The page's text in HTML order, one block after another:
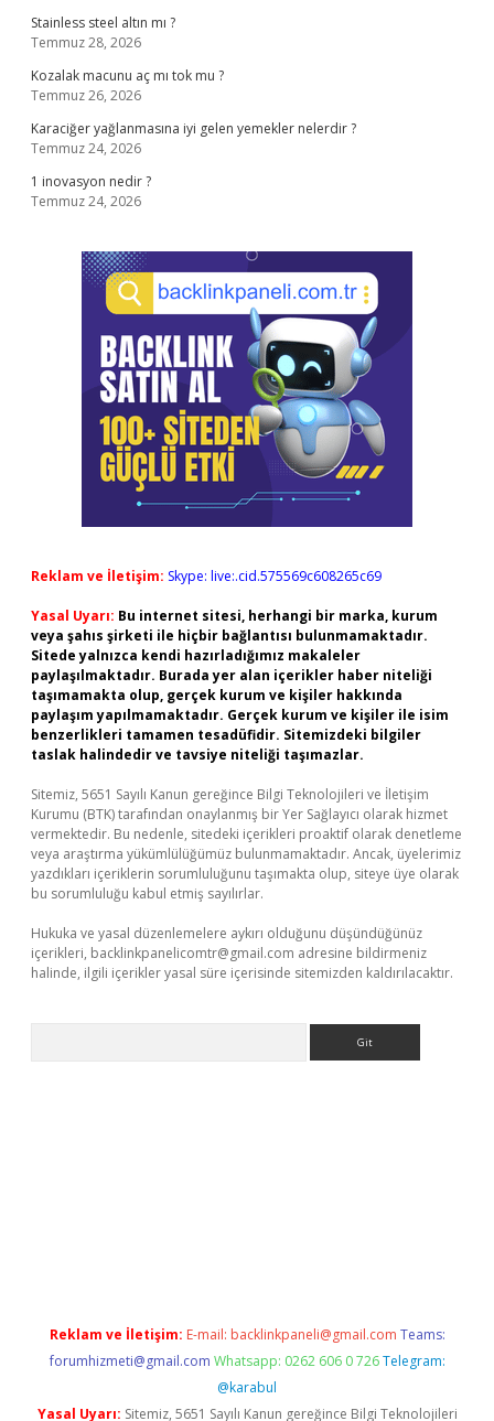
Stainless steel altın mı ?
Temmuz 28, 2026
Kozalak macunu aç mı tok mu ?
Temmuz 26, 2026
Karaciğer yağlanmasına iyi gelen yemekler nelerdir ?
Temmuz 24, 2026
1 inovasyon nedir ?
Temmuz 24, 2026
Reklam ve İletişim: Skype: live:.cid.575569c608265c69
Yasal Uyarı: Bu internet sitesi, herhangi bir marka, kurum
veya şahıs şirketi ile hiçbir bağlantısı bulunmamaktadır.
Sitede yalnızca kendi hazırladığımız makaleler
paylaşılmaktadır. Burada yer alan içerikler haber niteliği
taşımamakta olup, gerçek kurum ve kişiler hakkında
paylaşım yapılmamaktadır. Gerçek kurum ve kişiler ile isim
benzerlikleri tamamen tesadüfidir. Sitemizdeki bilgiler
taslak halindedir ve tavsiye niteliği taşımazlar.
Sitemiz, 5651 Sayılı Kanun gereğince Bilgi Teknolojileri ve İletişim
Kurumu (BTK) tarafından onaylanmış bir Yer Sağlayıcı olarak hizmet
vermektedir. Bu nedenle, sitedeki içerikleri proaktif olarak denetleme
veya araştırma yükümlülüğümüz bulunmamaktadır. Ancak, üyelerimiz
yazdıkları içeriklerin sorumluluğunu taşımakta olup, siteye üye olarak
bu sorumluluğu kabul etmiş sayılırlar.
Hukuka ve yasal düzenlemelere aykırı olduğunu düşündüğünüz
içerikleri, backlinkpanelicomtr@gmail.com adresine bildirmeniz
halinde, ilgili içerikler yasal süre içerisinde sitemizden kaldırılacaktır.
Reklam ve İletişim: E-mail: backlinkpaneli@gmail.com Teams:
forumhizmeti@gmail.com Whatsapp: 0262 606 0 726 Telegram:
@karabul
Yasal Uyarı: Sitemiz, 5651 Sayılı Kanun gereğince Bilgi Teknolojileri